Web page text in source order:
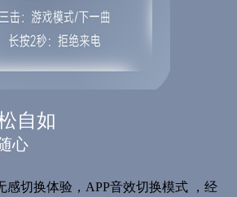
自如
心
感切换体验，APP音效切换模式 ，经